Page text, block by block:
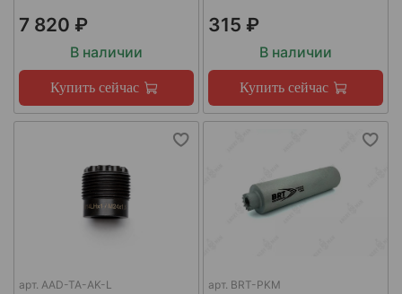
7 820 ₽
В наличии
Купить сейчас
315 ₽
В наличии
Купить сейчас
арт. AAD-TA-AK-L арт. BRT-PKM